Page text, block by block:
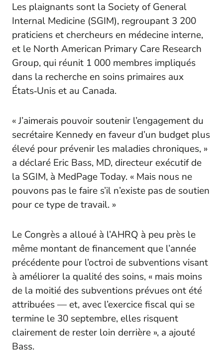
Les plaignants sont la Society of General
Internal Medicine (SGIM), regroupant 3 200
praticiens et chercheurs en médecine interne,
et le North American Primary Care Research
Group, qui réunit 1 000 membres impliqués
dans la recherche en soins primaires aux
États‑Unis et au Canada.
« J’aimerais pouvoir soutenir l’engagement du
secrétaire Kennedy en faveur d’un budget plus
élevé pour prévenir les maladies chroniques, »
a déclaré Eric Bass, MD, directeur exécutif de
la SGIM, à MedPage Today. « Mais nous ne
pouvons pas le faire s’il n’existe pas de soutien
pour ce type de travail. »
Le Congrès a alloué à l’AHRQ à peu près le
même montant de financement que l’année
précédente pour l’octroi de subventions visant
à améliorer la qualité des soins, « mais moins
de la moitié des subventions prévues ont été
attribuées — et, avec l’exercice fiscal qui se
termine le 30 septembre, elles risquent
clairement de rester loin derrière », a ajouté
Bass.